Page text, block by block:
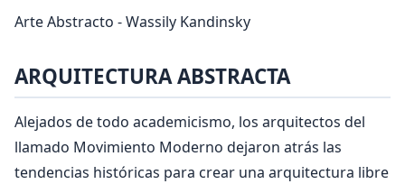
Arte Abstracto - Wassily Kandinsky
ARQUITECTURA ABSTRACTA
Alejados de todo academicismo, los arquitectos del
llamado Movimiento Moderno dejaron atrás las
tendencias históricas para crear una arquitectura libre